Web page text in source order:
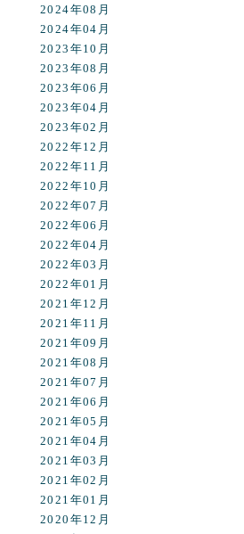
2024年08月
2024年04月
2023年10月
2023年08月
2023年06月
2023年04月
2023年02月
2022年12月
2022年11月
2022年10月
2022年07月
2022年06月
2022年04月
2022年03月
2022年01月
2021年12月
2021年11月
2021年09月
2021年08月
2021年07月
2021年06月
2021年05月
2021年04月
2021年03月
2021年02月
2021年01月
2020年12月